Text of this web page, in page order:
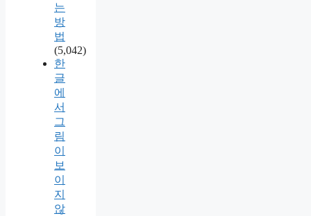
는
방
법
(5,042)
한
글
에
서
그
림
이
보
이
지
않